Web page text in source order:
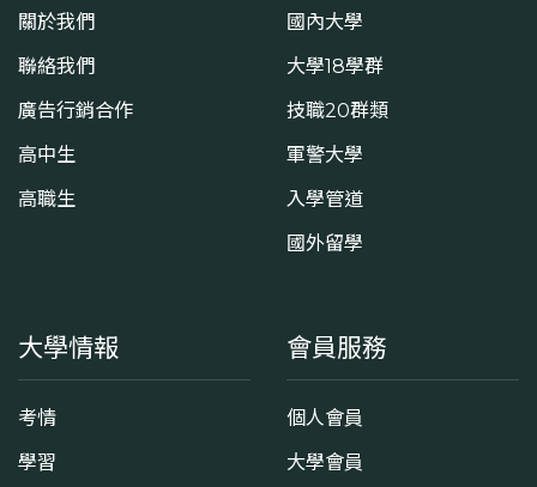
關於我們
聯絡我們
廣告行銷合作
高中生
高職生
國內大學
大學18學群
技職20群類
軍警大學
入學管道
國外留學
大學情報
考情
學習
會員服務
個人會員
大學會員